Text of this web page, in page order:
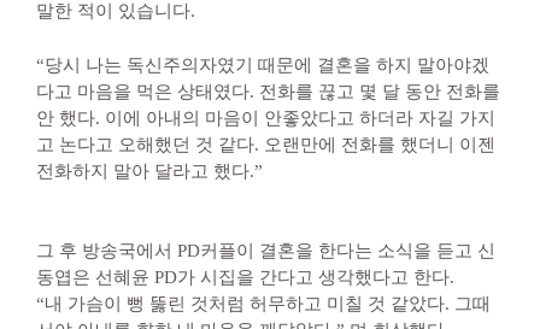
말한 적이 있습니다.
“당시 나는 독신주의자였기 때문에 결혼을 하지 말아야겠
다고 마음을 먹은 상태였다. 전화를 끊고 몇 달 동안 전화를
안 했다. 이에 아내의 마음이 안좋았다고 하더라 자길 가지
고 논다고 오해했던 것 같다. 오랜만에 전화를 했더니 이젠
전화하지 말아 달라고 했다.”
그 후 방송국에서 PD커플이 결혼을 한다는 소식을 듣고 신
동엽은 선혜윤 PD가 시집을 간다고 생각했다고 한다.
“내 가슴이 뻥 뚫린 것처럼 허무하고 미칠 것 같았다. 그때